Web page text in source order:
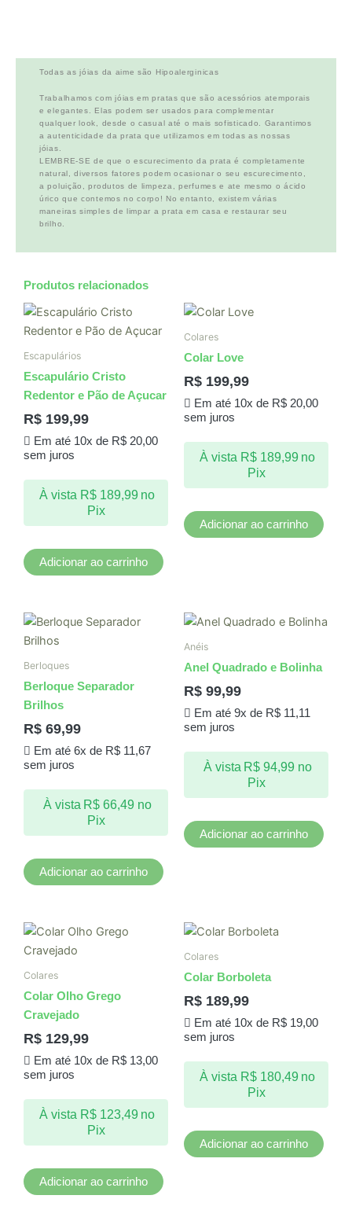
Todas as jóias da aime são Hipoalerginicas
Trabalhamos com jóias em pratas que são acessórios atemporais
e elegantes. Elas podem ser usados para complementar
qualquer look, desde o casual até o mais sofisticado. Garantimos
a autenticidade da prata que utilizamos em todas as nossas
jóias.
LEMBRE-SE de que o escurecimento da prata é completamente
natural, diversos fatores podem ocasionar o seu escurecimento,
a poluição, produtos de limpeza, perfumes e ate mesmo o ácido
úrico que contemos no corpo! No entanto, existem várias
maneiras simples de limpar a prata em casa e restaurar seu
brilho.
Produtos relacionados
Escapulários
Escapulário Cristo
Redentor e Pão de Açucar
R$ 199,99
Em até 10x de R$20,00
sem juros
À vista R$189,99 no
Pix
Adicionar ao carrinho
Colares
Colar Love
R$ 199,99
Em até 10x de R$20,00
sem juros
À vista R$189,99 no
Pix
Adicionar ao carrinho
Berloques
Berloque Separador
Brilhos
R$ 69,99
Em até 6x de R$11,67
sem juros
À vista R$ 66,49 no
Pix
Adicionar ao carrinho
Anéis
Anel Quadrado e Bolinha
R$ 99,99
Em até 9x de R$11,11
sem juros
À vista R$ 94,99 no
Pix
Adicionar ao carrinho
Colares
Colar Olho Grego
Cravejado
R$ 129,99
Em até 10x de R$13,00
sem juros
À vista R$123,49 no
Pix
Adicionar ao carrinho
Colares
Colar Borboleta
R$ 189,99
Em até 10x de R$19,00
sem juros
À vista R$180,49 no
Pix
Adicionar ao carrinho